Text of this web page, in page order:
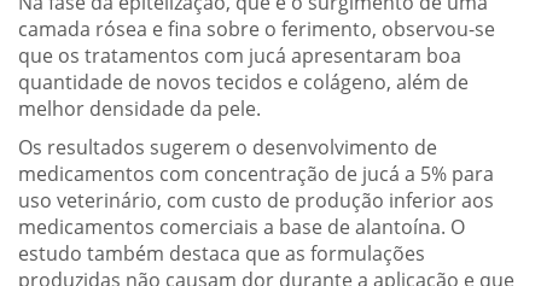
camada rósea e fina sobre o ferimento, observou-se
que os tratamentos com jucá apresentaram boa
quantidade de novos tecidos e colágeno, além de
melhor densidade da pele.
Os resultados sugerem o desenvolvimento de
medicamentos com concentração de jucá a 5% para
uso veterinário, com custo de produção inferior aos
medicamentos comerciais a base de alantoína. O
estudo também destaca que as formulações
produzidas não causam dor durante a aplicação e que